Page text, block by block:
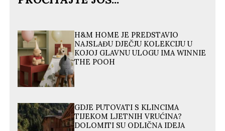
H&M HOME JE PREDSTAVIO
NAJSLAĐU DJEČJU KOLEKCIJU U
KOJOJ GLAVNU ULOGU IMA WINNIE
THE POOH
GDJE PUTOVATI S KLINCIMA
TIJEKOM LJETNIH VRUĆINA?
DOLOMITI SU ODLIČNA IDEJA